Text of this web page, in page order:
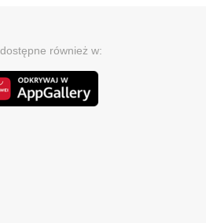
również w: